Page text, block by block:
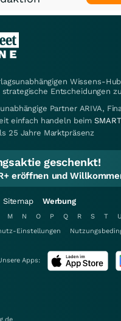
Wissens-
Entscheidungen
Partner ARIVA,
einfach handeln beim
25 Jahre Marktpräsenz
geschenkt!
eröffnen und
Sitemap Werbung
M N O P Q R S T U
Einstellungen
Apps: